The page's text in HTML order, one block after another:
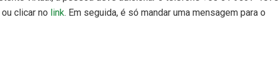
clicar no link. Em seguida, é só mandar uma mensagem para o